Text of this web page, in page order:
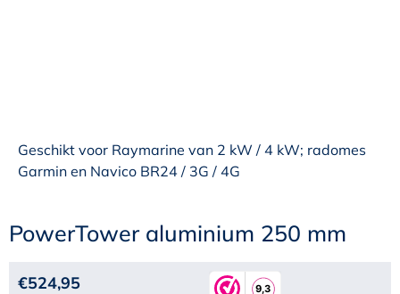
Geschikt voor Raymarine van 2 kW / 4 kW; radomes
Garmin en Navico BR24 / 3G / 4G
PowerTower aluminium 250 mm
€524,95